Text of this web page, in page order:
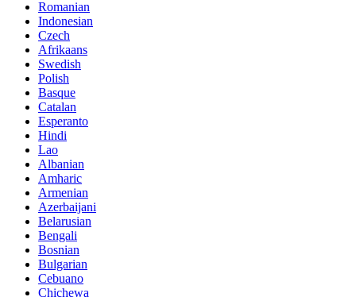
Romanian
Indonesian
Czech
Afrikaans
Swedish
Polish
Basque
Catalan
Esperanto
Hindi
Lao
Albanian
Amharic
Armenian
Azerbaijani
Belarusian
Bengali
Bosnian
Bulgarian
Cebuano
Chichewa